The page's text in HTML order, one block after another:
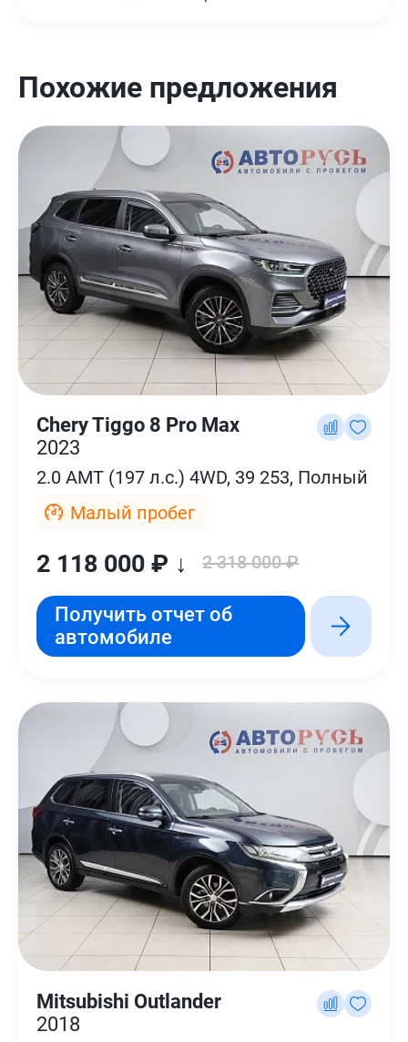
Похожие предложения
Chery Tiggo 8 Pro Max
2023
2.0 AMT (197 л.с.) 4WD, 39 253, Полный
Малый пробег
2 118 000 ₽ ↓ 2 318 000 ₽
Получить отчет об
автомобиле
Mitsubishi Outlander
2018